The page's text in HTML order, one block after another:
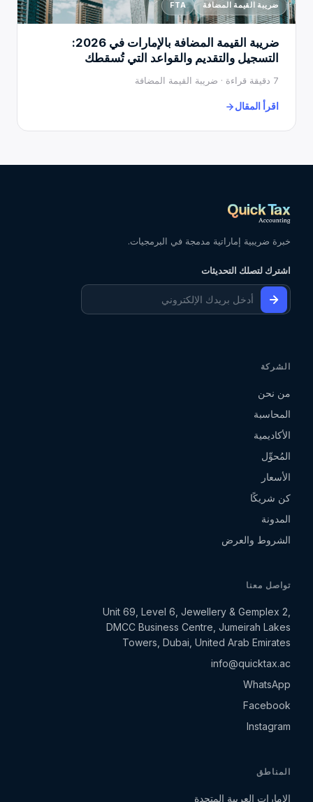
ضريبة القيمة المضافة FTA
ضريبة القيمة المضافة بالإمارات في 2026:
التسجيل والتقديم والقواعد التي تُسقطك
7 دقيقة قراءة · ضريبة القيمة المضافة
اقرأ المقال
خبرة ضريبية إماراتية مدمجة في البرمجيات.
اشترك لتصلك التحديثات
الشركة
من نحن
المحاسبة
الأكاديمية
المُحوِّل
الأسعار
كن شريكًا
المدونة
الشروط والعرض
تواصل معنا
Unit 69, Level 6, Jewellery & Gemplex 2,
DMCC Business Centre, Jumeirah Lakes
Towers, Dubai, United Arab Emirates
info@quicktax.ac
WhatsApp
Facebook
Instagram
المناطق
الإمارات العربية المتحدة